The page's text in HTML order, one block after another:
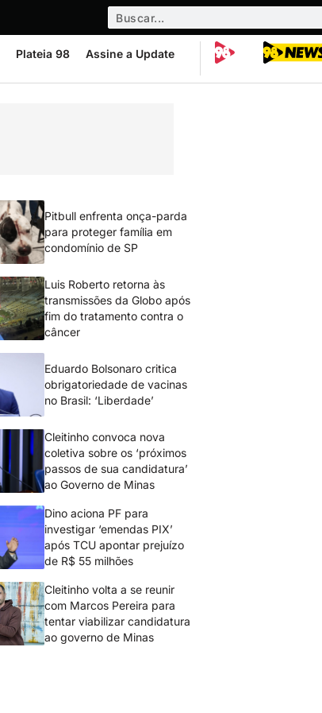
Plateia 98 Assine a Update
Pitbull enfrenta onça-parda
para proteger família em
condomínio de SP
Luis Roberto retorna às
transmissões da Globo após
fim do tratamento contra o
câncer
Eduardo Bolsonaro critica
obrigatoriedade de vacinas
no Brasil: ‘Liberdade’
Cleitinho convoca nova
coletiva sobre os ‘próximos
passos de sua candidatura’
ao Governo de Minas
Dino aciona PF para
investigar ‘emendas PIX’
após TCU apontar prejuízo
de R$ 55 milhões
Cleitinho volta a se reunir
com Marcos Pereira para
tentar viabilizar candidatura
ao governo de Minas